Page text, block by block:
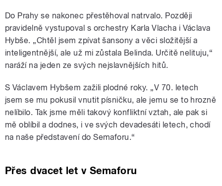
Do Prahy se nakonec přestěhoval natrvalo. Později
pravidelně vystupoval s orchestry Karla Vlacha i Václava
Hybše. „Chtěl jsem zpívat šansony a věci složitější a
inteligentnější, ale už mi zůstala Belinda. Určitě nelituju,“
naráží na jeden ze svých nejslavnějších hitů.
S Václavem Hybšem zažili plodné roky. „V 70. letech
jsem se mu pokusil vnutit písničku, ale jemu se to hrozně
nelíbilo. Tak jsme měli takový konfliktní vztah, ale pak si
mě oblíbil a dodnes, i ve svých devadesáti letech, chodí
na naše představení do Semaforu.“
Přes dvacet let v Semaforu